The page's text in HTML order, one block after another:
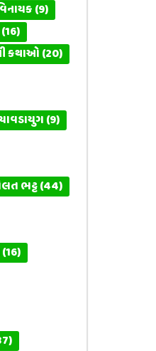
(9)
(16)
કથાઓ(20)
(9)
ભટ્ટ(44)
(16)